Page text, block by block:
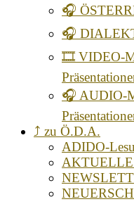
🎧
🎧
🎞️ VIDEO-
🎧 AUDIO-
⤴️ zu Ö.D.A.
ADIDO-